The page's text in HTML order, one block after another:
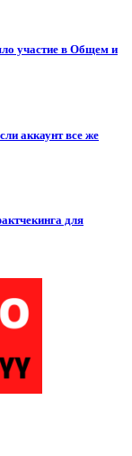
участие в Общем и
аккаунт все же
для